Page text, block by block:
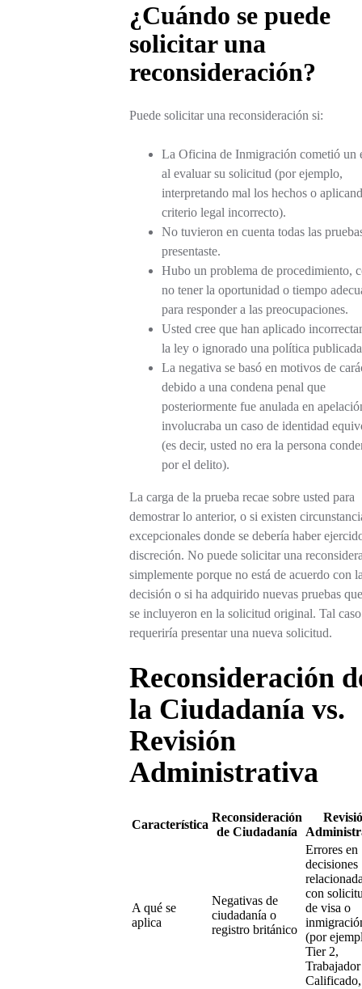
¿Cuándo se puede
solicitar una
reconsideración?
Puede solicitar una reconsideración si:
La Oficina de Inmigración cometió un
al evaluar su solicitud (por ejemplo,
interpretando mal los hechos o
criterio legal incorrecto).
No tuvieron en cuenta todas las
presentaste.
Hubo un problema de procedimiento,
no tener la oportunidad o tiempo
para responder a las preocupaciones.
Usted cree que han aplicado
la ley o ignorado una política
La negativa se basó en motivos de
debido a una condena penal que
posteriormente fue anulada en
involucraba un caso de identidad
(es decir, usted no era la persona
por el delito).
La carga de la prueba recae sobre usted para
demostrar lo anterior, o si existen
excepcionales donde se debería haber
discreción. No puede solicitar una
simplemente porque no está de acuerdo con
decisión o si ha adquirido nuevas pruebas
se incluyeron en la solicitud original. Tal caso
requeriría presentar una nueva solicitud.
Reconsideración
la Ciudadanía vs.
Revisión
Administrativa
Característica
Reconsideración
de Ciudadanía
A qué se
aplica
Negativas de
ciudadanía o
registro británico
Errores en
decisiones
con
de visa o
(por
Tier 2,
Trabajador